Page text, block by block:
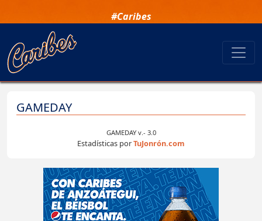
#Caribes
GAMEDAY
GAMEDAY v.- 3.0
Estadísticas porTuJonrón.com